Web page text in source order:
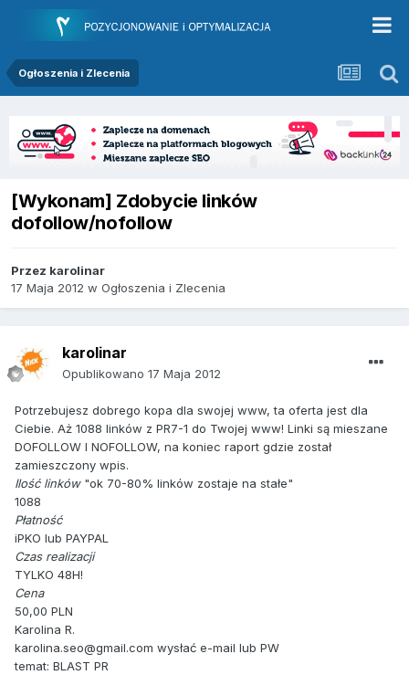
Ogłoszenia i Zlecenia
[Wykonam] Zdobycie linków
dofollow/nofollow
Przez karolinar
17 Maja 2012 w Ogłoszenia i Zlecenia
karolinar
Opublikowano 17 Maja 2012
Potrzebujesz dobrego kopa dla swojej www, ta oferta jest dla
Ciebie. Aż 1088 linków z PR7-1 do Twojej www! Linki są mieszane
DOFOLLOW I NOFOLLOW, na koniec raport gdzie został
zamieszczony wpis.
Ilość linków"ok 70-80% linków zostaje na stałe"
1088
Płatność
iPKO lub PAYPAL
Czas realizacji
TYLKO 48H!
Cena
50,00 PLN
Karolina R.
karolina.seo@gmail.com wysłać e-mail lub PW
temat: BLAST PR